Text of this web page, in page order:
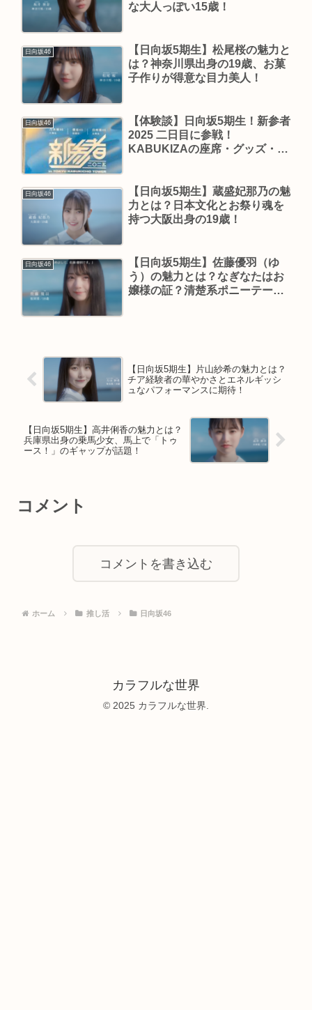
な大人っぽい15歳！
日向坂46
【日向坂5期生】松尾桜の魅力と
は？神奈川県出身の19歳、お菓
子作りが得意な目力美人！
日向坂46
【体験談】日向坂5期生！新参者
2025 二日目に参戦！
KABUKIZAの座席・グッズ・ラ
日向坂46
【日向坂5期生】蔵盛妃那乃の魅
力とは？日本文化とお祭り魂を
持つ大阪出身の19歳！
日向坂46
【日向坂5期生】佐藤優羽（ゆ
う）の魅力とは？なぎなたはお
嬢様の証？清楚系ポニーテール
【日向坂5期生】片山紗希の魅力とは？
チア経験者の華やかさとエネルギッシ
ュなパフォーマンスに期待！
【日向坂5期生】高井俐香の魅力とは？
兵庫県出身の乗馬少女、馬上で「トゥ
ース！」のギャップが話題！
コメント
コメントを書き込む
ホーム 推し活 日向坂46
カラフルな世界
© 2025 カラフルな世界.